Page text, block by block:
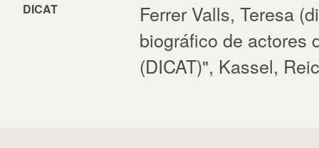
DICAT
Ferrer Valls, Teresa
biográfico de actores
(DICAT)", Kassel,